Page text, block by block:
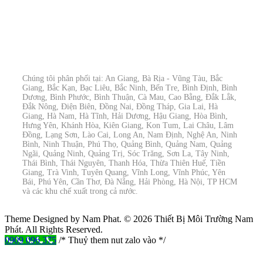
Chúng tôi phân phối tại: An Giang, Bà Rịa - Vũng Tàu, Bắc
Giang, Bắc Kạn, Bạc Liêu, Bắc Ninh, Bến Tre, Bình Định, Bình
Dương, Bình Phước, Bình Thuận, Cà Mau, Cao Bằng, Đắk Lắk,
Đắk Nông, Điện Biên, Đồng Nai, Đồng Tháp, Gia Lai, Hà
Giang, Hà Nam, Hà Tĩnh, Hải Dương, Hậu Giang, Hòa Bình,
Hưng Yên, Khánh Hòa, Kiên Giang, Kon Tum, Lai Châu, Lâm
Đồng, Lạng Sơn, Lào Cai, Long An, Nam Định, Nghệ An, Ninh
Bình, Ninh Thuận, Phú Thọ, Quảng Bình, Quảng Nam, Quảng
Ngãi, Quảng Ninh, Quảng Trị, Sóc Trăng, Sơn La, Tây Ninh,
Thái Bình, Thái Nguyên, Thanh Hóa, Thừa Thiên Huế, Tiền
Giang, Trà Vinh, Tuyên Quang, Vĩnh Long, Vĩnh Phúc, Yên
Bái, Phú Yên, Cần Thơ, Đà Nẵng, Hải Phòng, Hà Nội, TP HCM
và các khu chế xuất trong cả nước.
Theme Designed by Nam Phat. © 2026 Thiết Bị Môi Trường Nam
Phát. All Rights Reserved.
0909 096 375 /* Thuỷ them nut zalo vào */